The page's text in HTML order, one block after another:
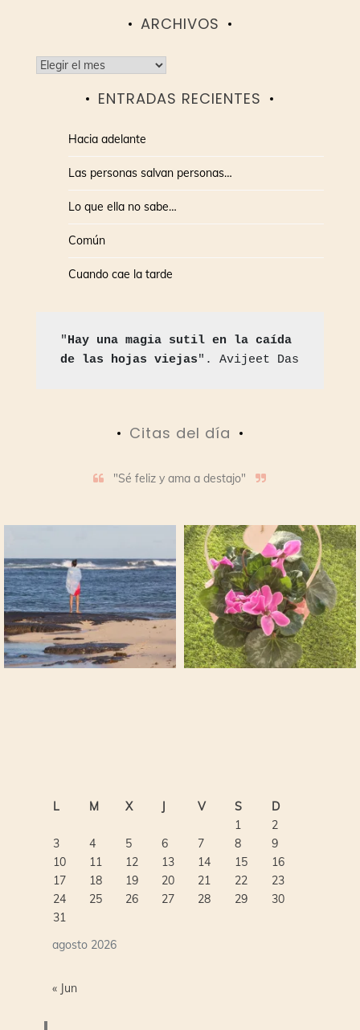
ARCHIVOS
Archivos
ENTRADAS RECIENTES
Hacia adelante
Las personas salvan personas…
Lo que ella no sabe…
Común
Cuando cae la tarde
"Hay una magia sutil en la caída
de las hojas viejas". Avijeet Das
Citas del día
"Sé feliz y ama a destajo"
agosto 2026
L M X V S
D
1
2
3
4 5 6 7 8
9
10
11 12 13 14 15
16
17
18 19 20 21 22
23
24
25 26 27 28 29
30
31
« Jun